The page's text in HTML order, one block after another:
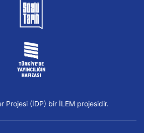
Projesi (İDP) bir İLEM projesidir.